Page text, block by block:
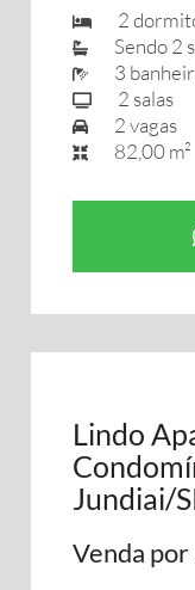
2
Sendo 2
3
2 salas
2 vagas
82,00 m²
Lindo
Jundiai/
Venda